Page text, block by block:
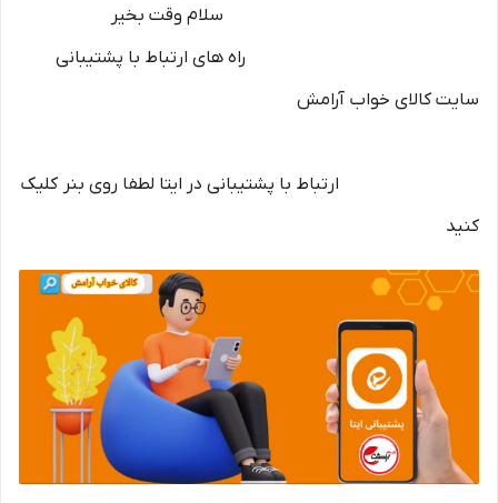
سلام وقت بخیر
راه های ارتباط با پشتیبانی
سایت کالای خواب آرامش
ارتباط با پشتیبانی در ایتا لطفا روی بنر کلیک
کنید